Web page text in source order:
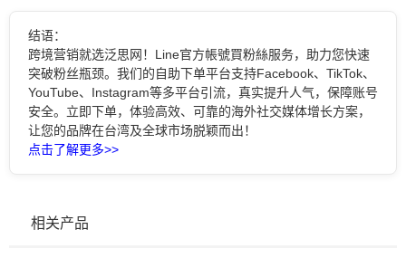
结语：
跨境营销就选泛思网！Line官方帳號買粉絲服务，助力您快速
突破粉丝瓶颈。我们的自助下单平台支持Facebook、TikTok、
YouTube、Instagram等多平台引流，真实提升人气，保障账号
安全。立即下单，体验高效、可靠的海外社交媒体增长方案，
让您的品牌在台湾及全球市场脱颖而出！
点击了解更多>>
相关产品